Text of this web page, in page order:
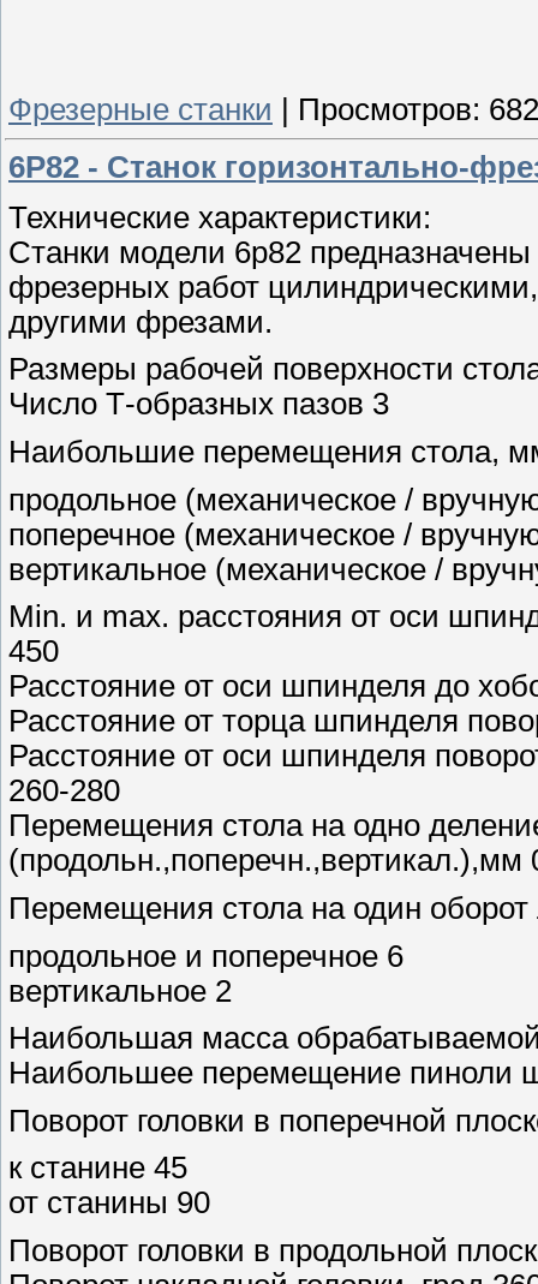
Фрезерные станки Просмотров: 682
6Р82 - Станок горизонтально-
Технические характеристики:
Станки модели 6р82
фрезерных работ
другими фрезами.
Размеры рабочей поверхности
Число Т-образных пазов 3
Наибольшие перемещения стола,
продольное (механическое /
поперечное (механическое /
вертикальное (механическое /
Min. и max. расстояния от оси
450
Расстояние от оси шпинделя до
Расстояние от торца шпинделя
Расстояние от оси шпинделя
260-280
Перемещения стола на одно
(продольн.,поперечн.,вертикал.),мм
Перемещения стола на один
продольное и поперечное 6
вертикальное 2
Наибольшая масса
Наибольшее перемещение пиноли
Поворот головки в поперечной
к станине 45
от станины 90
Поворот головки в продольной